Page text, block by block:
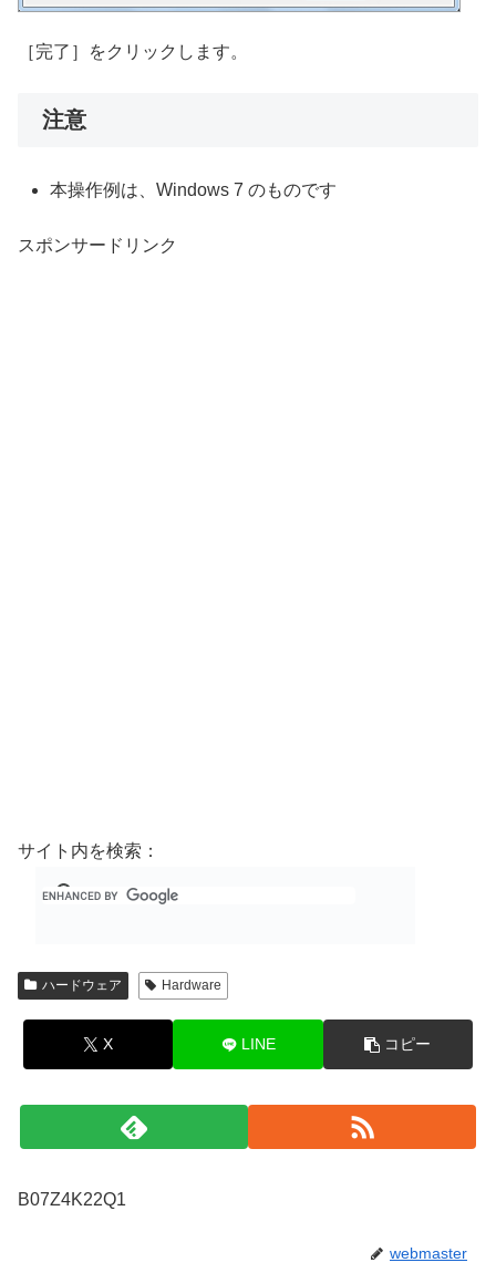
［完了］をクリックします。
注意
本操作例は、Windows 7 のものです
スポンサードリンク
サイト内を検索：
ハードウェア Hardware
X LINE コピー
B07Z4K22Q1
webmaster